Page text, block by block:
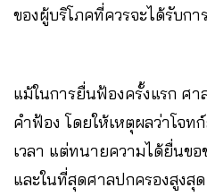
ของผู้บริโภคที่ควรจะได้รับก
แม้ในการยื่นฟ้องครั้งแรก ศา
คำฟ้อง โดยให้เหตุผลว่าโจ
เวลา แต่ทนายความได้ยื่นข
และในที่สุดศาลปกครองสูงสุ